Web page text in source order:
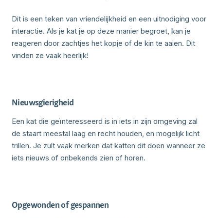
Dit is een teken van vriendelijkheid en een uitnodiging voor
interactie. Als je kat je op deze manier begroet, kan je
reageren door zachtjes het kopje of de kin te aaien. Dit
vinden ze vaak heerlijk!
Nieuwsgierigheid
Een kat die geïnteresseerd is in iets in zijn omgeving zal
de staart meestal laag en recht houden, en mogelijk licht
trillen. Je zult vaak merken dat katten dit doen wanneer ze
iets nieuws of onbekends zien of horen.
Opgewonden of gespannen